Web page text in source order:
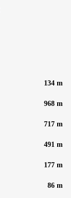
134 m
968 m
717 m
491 m
177 m
86 m